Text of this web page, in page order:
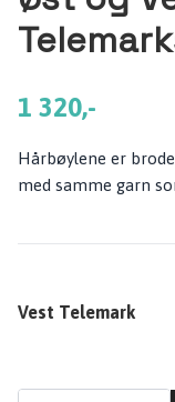
1 320,-
Hårbøylene er
med samme garn
Vest Telemark